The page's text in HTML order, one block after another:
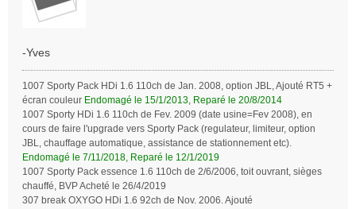
-Yves
1007 Sporty Pack HDi 1.6 110ch de Jan. 2008, option JBL, Ajouté RT5 +
écran couleur Endomagé le 15/1/2013, Reparé le 20/8/2014
1007 Sporty HDi 1.6 110ch de Fev. 2009 (date usine=Fev 2008), en
cours de faire l'upgrade vers Sporty Pack (regulateur, limiteur, option
JBL, chauffage automatique, assistance de stationnement etc).
Endomagé le 7/11/2018, Reparé le 12/1/2019
1007 Sporty Pack essence 1.6 110ch de 2/6/2006, toit ouvrant, sièges
chauffé, BVP Acheté le 26/4/2019
307 break OXYGO HDi 1.6 92ch de Nov. 2006. Ajouté